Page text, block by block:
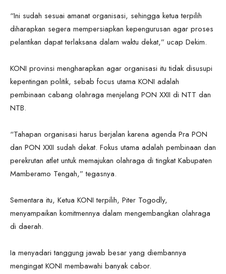
“Ini sudah sesuai amanat organisasi, sehingga ketua terpilih
diharapkan segera mempersiapkan kepengurusan agar proses
pelantikan dapat terlaksana dalam waktu dekat,” ucap Dekim.
KONI provinsi mengharapkan agar organisasi itu tidak disusupi
kepentingan politik, sebab focus utama KONI adalah
pembinaan cabang olahraga menjelang PON XXII di NTT dan
NTB.
“Tahapan organisasi harus berjalan karena agenda Pra PON
dan PON XXII sudah dekat. Fokus utama adalah pembinaan dan
perekrutan atlet untuk memajukan olahraga di tingkat Kabupaten
Mamberamo Tengah,” tegasnya.
Sementara itu, Ketua KONI terpilih, Piter Togodly,
menyampaikan komitmennya dalam mengembangkan olahraga
di daerah.
Ia menyadari tanggung jawab besar yang diembannya
mengingat KONI membawahi banyak cabor.